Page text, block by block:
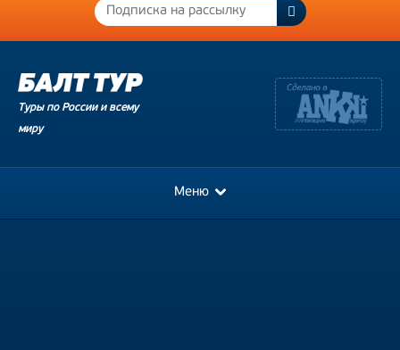
Туры по России и всему
миру
Меню